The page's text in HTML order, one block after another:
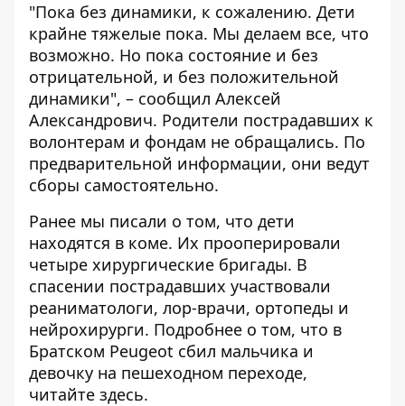
"Пока без динамики, к сожалению. Дети
крайне тяжелые пока. Мы делаем все, что
возможно. Но пока состояние и без
отрицательной, и без положительной
динамики", – сообщил Алексей
Александрович. Родители пострадавших к
волонтерам и фондам не обращались. По
предварительной информации, они ведут
сборы самостоятельно.
Ранее мы писали о том, что дети
находятся в коме. Их прооперировали
четыре хирургические бригады. В
спасении пострадавших участвовали
реаниматологи, лор-врачи, ортопеды и
нейрохирурги. Подробнее о том, что в
Братском Peugeot сбил мальчика и
девочку на пешеходном переходе,
читайте здесь.